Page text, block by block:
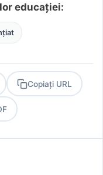
educației:
Copiați URL